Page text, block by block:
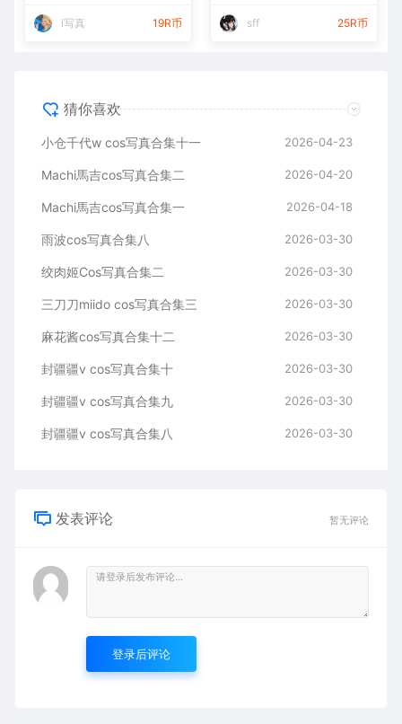
i写真 19R币 sff 25R币
猜你喜欢
小仓千代w cos写真合集十一 2026-04-23
Machi馬吉cos写真合集二 2026-04-20
Machi馬吉cos写真合集一 2026-04-18
雨波cos写真合集八 2026-03-30
绞肉姬Cos写真合集二 2026-03-30
三刀刀miido cos写真合集三 2026-03-30
麻花酱cos写真合集十二 2026-03-30
封疆疆v cos写真合集十 2026-03-30
封疆疆v cos写真合集九 2026-03-30
封疆疆v cos写真合集八 2026-03-30
发表评论 暂无评论
登录后评论